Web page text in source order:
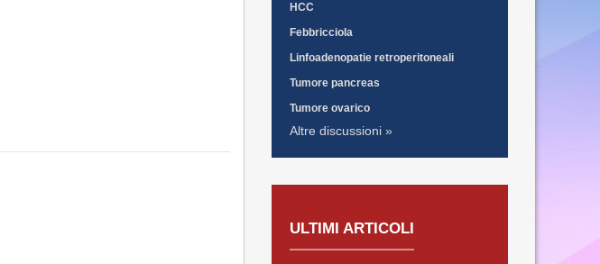
HCC
Febbricciola
Linfoadenopatie retroperitoneali
Tumore pancreas
Tumore ovarico
Altre discussioni »
ULTIMI ARTICOLI